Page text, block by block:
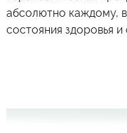
абсолютно каждому,
состояния здоровья